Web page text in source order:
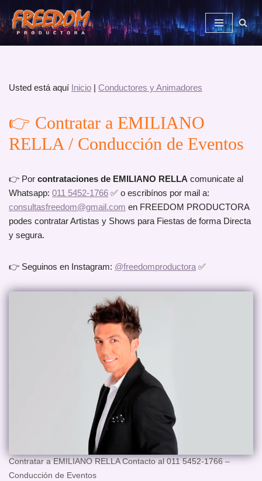
Saltar
al
Usted está aquí Inicio | Conductores y Animadores
👉 Contratar a EMILIANO
RELLA / Conducción de Eventos
👉 Por contrataciones de EMILIANO RELLA comunicate al
Whatsapp: 011 5452-1766 ✅ o escribínos por mail a:
consultasfreedom@gmail.com en FREEDOM PRODUCTORA
podes contratar Artistas y Shows para Fiestas de forma Directa
y segura.
👉 Seguinos en Instagram: @freedomproductora ✅
Contratar a EMILIANO RELLA Contacto al 011 5452-1766 –
Conducción de Eventos